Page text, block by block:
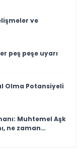
ve
peş peşe uyarı
Olma Potansiyeli
Muhtemel Aşk
ne zaman